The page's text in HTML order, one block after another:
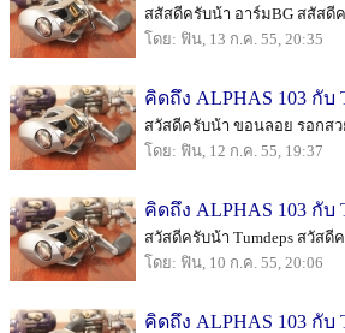
สสัสดีครับน้า อาร์มBG สสัสดีค
โดย: ฟิน, 13 ก.ค. 55, 20:35
คิดถึง ALPHAS 103 กั
สวัสดีครับน้า ขอนลอย รอกส
โดย: ฟิน, 12 ก.ค. 55, 19:37
คิดถึง ALPHAS 103 กั
สวัสดีครับน้า Tumdeps สวัสดี
โดย: ฟิน, 10 ก.ค. 55, 20:06
คิดถึง ALPHAS 103 กั